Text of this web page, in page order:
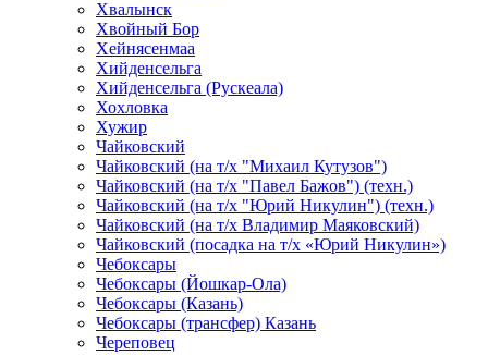
Хвалынск
Хвойный Бор
Хейнясенмаа
Хийденсельга
Хийденсельга (Рускеала)
Хохловка
Хужир
Чайковский
Чайковский (на т/х "Михаил Кутузов")
Чайковский (на т/х "Павел Бажов") (техн.)
Чайковский (на т/х "Юрий Никулин") (техн.)
Чайковский (на т/х Владимир Маяковский)
Чайковский (посадка на т/х «Юрий Никулин»)
Чебоксары
Чебоксары (Йошкар-Ола)
Чебоксары (Казань)
Чебоксары (трансфер) Казань
Череповец